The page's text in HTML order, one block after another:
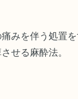
みを伴う処置
せる麻酔法。